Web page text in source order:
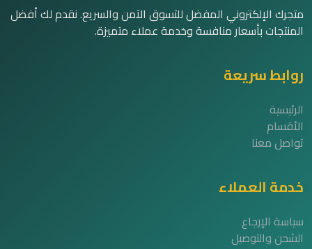
متجرك الإلكتروني المفضل للتسوق الآمن والسريع. نقدم لك أفضل
المنتجات بأسعار منافسة وخدمة عملاء متميزة.
روابط سريعة
الرئيسية
الأقسام
تواصل معنا
خدمة العملاء
سياسة الإرجاع
الشحن والتوصيل